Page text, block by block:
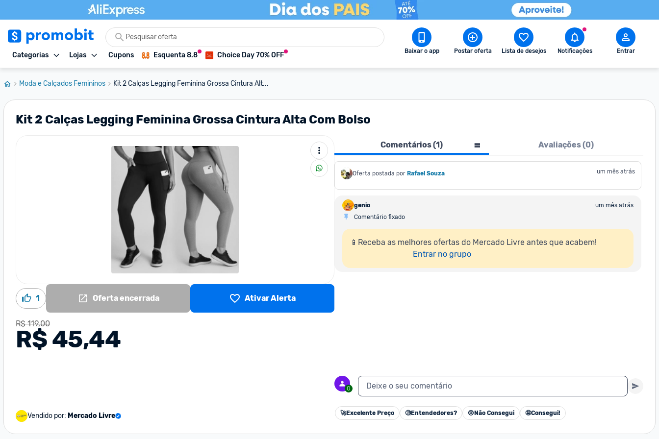
Categorias Lojas Cupons Esquenta 8.8 Choice Day 70% OFF Baixar o app Postar oferta Lista de desejos Notificações Entrar
Moda e Calçados Femininos Kit 2 Calças Legging Feminina Grossa Cintura Alt...
Kit 2 Calças Legging Feminina Grossa Cintura Alta Com Bolso
1 Oferta encerrada Ativar Alerta
R$ 119,00
R$ 45,44
Vendido por: Mercado Livre
Comentários (1) Avaliações (0)
Oferta postada por Rafael Souza um mês atrás
genio
um mês atrás
Comentário fixado
📱Receba as melhores ofertas do Mercado Livre antes que acabem!
Entrar no grupo
0 Deixe o seu comentário
🚀Excelente Preço 🧐Entendedores? 😢 Não Consegui 🤩Consegui!